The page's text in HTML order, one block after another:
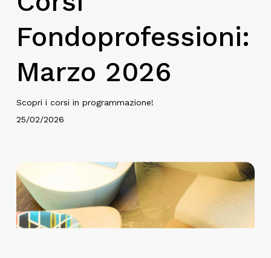
Fondoprofessioni:
Marzo 2026
Scopri i corsi in programmazione!
25/02/2026